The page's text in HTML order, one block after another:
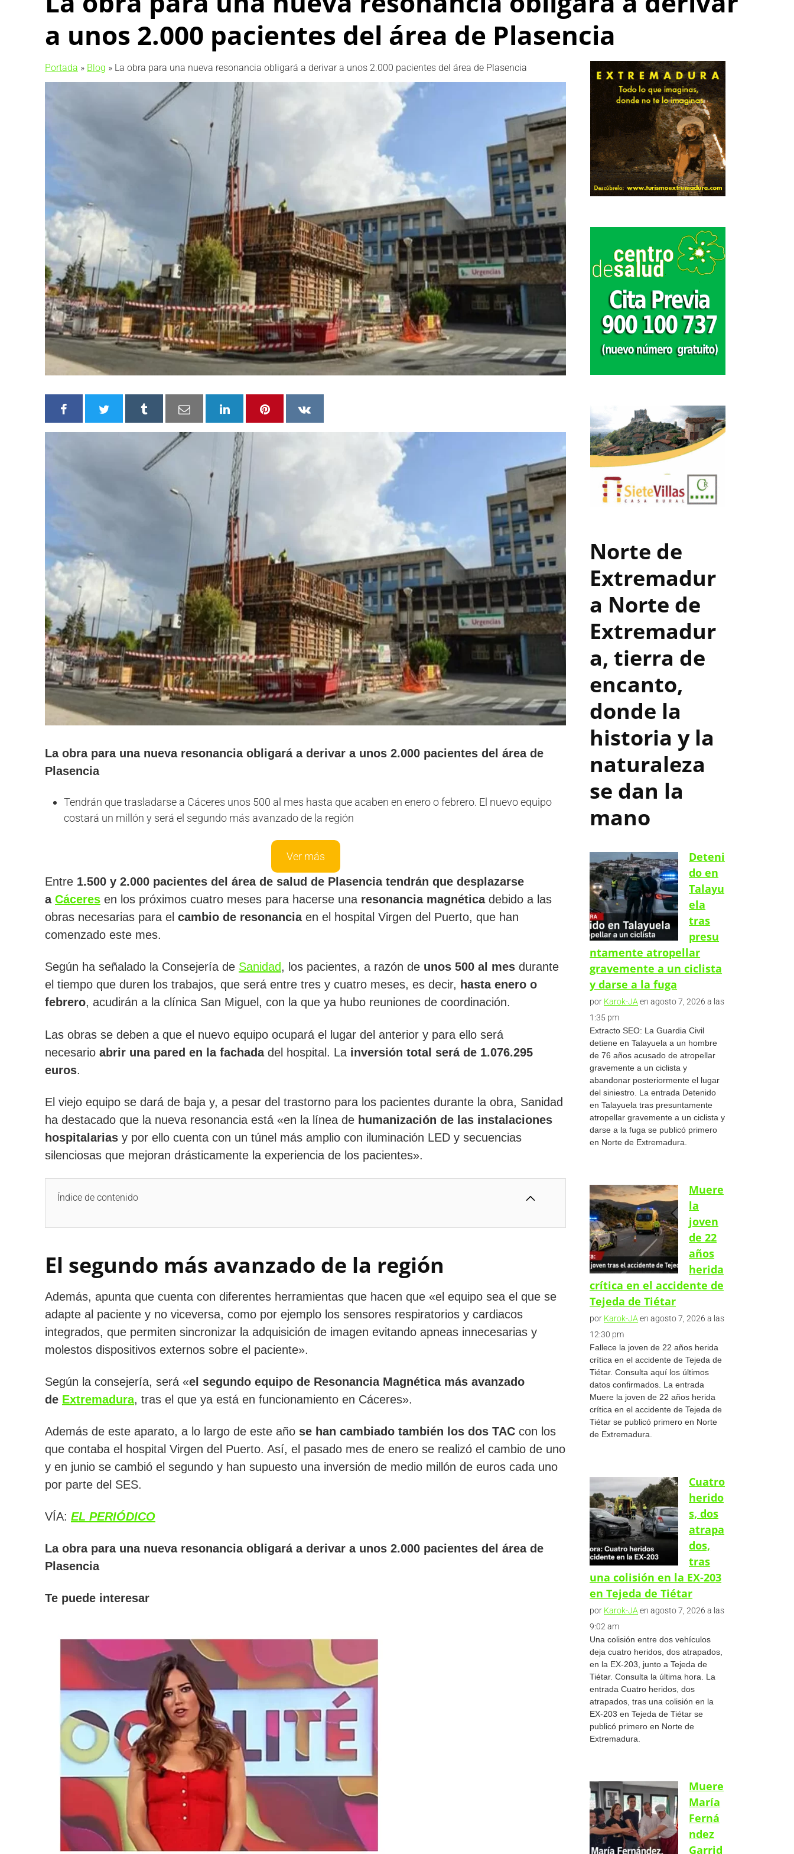
a unos 2.000 pacientes del área de Plasencia
Portada » Blog » La obra para una nueva resonancia obligará a derivar a unos 2.000 pacientes del área de Plasencia
La obra para una nueva resonancia obligará a derivar a unos 2.000 pacientes del área de
Plasencia
Tendrán que trasladarse a Cáceres unos 500 al mes hasta que acaben en enero o febrero. El nuevo equipo
costará un millón y será el segundo más avanzado de la región
Ver más
Entre 1.500 y 2.000 pacientes del área de salud de Plasencia tendrán que desplazarse
a Cáceres en los próximos cuatro meses para hacerse una resonancia magnéticadebido a las
obras necesarias para el cambio de resonanciaen el hospital Virgen del Puerto, que han
comenzado este mes.
Según ha señalado la Consejería de Sanidad, los pacientes, a razón de unos 500 al mes durante
el tiempo que duren los trabajos, que será entre tres y cuatro meses, es decir, hasta enero o
febrero, acudirán a la clínica San Miguel, con la que ya hubo reuniones de coordinación.
Las obras se deben a que el nuevo equipo ocupará el lugar del anterior y para ello será
necesario abrir una pared en la fachadadel hospital. La inversión total será de 1.076.295
euros.
El viejo equipo se dará de baja y, a pesar del trastorno para los pacientes durante la obra, Sanidad
ha destacado que la nueva resonancia está «en la línea de humanización de las instalaciones
hospitalarias y por ello cuenta con un túnel más amplio con iluminación LED y secuencias
silenciosas que mejoran drásticamente la experiencia de los pacientes».
Índice de contenido
El segundo más avanzado de la región
Además, apunta que cuenta con diferentes herramientas que hacen que «el equipo sea el que se
adapte al paciente y no viceversa, como por ejemplo los sensores respiratorios y cardiacos
integrados, que permiten sincronizar la adquisición de imagen evitando apneas innecesarias y
molestos dispositivos externos sobre el paciente».
Según la consejería, será «el segundo equipo de Resonancia Magnética más avanzado
de Extremadura, tras el que ya está en funcionamiento en Cáceres».
Además de este aparato, a lo largo de este año se han cambiado también los dos TAC con los
que contaba el hospital Virgen del Puerto. Así, el pasado mes de enero se realizó el cambio de uno
y en junio se cambió el segundo y han supuesto una inversión de medio millón de euros cada uno
por parte del SES.
VÍA: EL PERIÓDICO
La obra para una nueva resonancia obligará a derivar a unos 2.000 pacientes del área de
Plasencia
Te puede interesar
Norte de
Extremadur
a Norte de
Extremadur
a, tierra de
encanto,
donde la
historia y la
naturaleza
se dan la
mano
Deteni
do en
Talayu
ela
tras
presu
ntamente atropellar
gravemente a un ciclista
y darse a la fuga
por Karok-JA en agosto 7, 2026 a las
1:35 pm
Extracto SEO: La Guardia Civil
detiene en Talayuela a un hombre
de 76 años acusado de atropellar
gravemente a un ciclista y
abandonar posteriormente el lugar
del siniestro. La entrada Detenido
en Talayuela tras presuntamente
atropellar gravemente a un ciclista y
darse a la fuga se publicó primero
en Norte de Extremadura.
Muere
la
joven
de 22
años
herida
crítica en el accidente de
Tejeda de Tiétar
por Karok-JA en agosto 7, 2026 a las
12:30 pm
Fallece la joven de 22 años herida
crítica en el accidente de Tejeda de
Tiétar. Consulta aquí los últimos
datos confirmados. La entrada
Muere la joven de 22 años herida
crítica en el accidente de Tejeda de
Tiétar se publicó primero en Norte
de Extremadura.
Cuatro
herido
s, dos
atrapa
dos,
tras
una colisión en la EX-203
en Tejeda de Tiétar
por Karok-JA en agosto 7, 2026 a las
9:02 am
Una colisión entre dos vehículos
deja cuatro heridos, dos atrapados,
en la EX-203, junto a Tejeda de
Tiétar. Consulta la última hora. La
entrada Cuatro heridos, dos
atrapados, tras una colisión en la
EX-203 en Tejeda de Tiétar se
publicó primero en Norte de
Extremadura.
Muere
María
Ferná
ndez
Garrid